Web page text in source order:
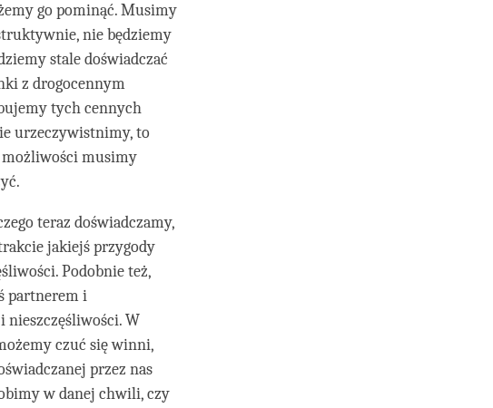
go pominąć. Musimy
nie będziemy
stale doświadczać
z drogocennym
tych cennych
urzeczywistnimy, to
możliwości musimy
teraz doświadczamy,
jakiejś przygody
Podobnie też,
partnerem i
nieszczęśliwości. W
czuć się winni,
przez nas
w danej chwili, czy